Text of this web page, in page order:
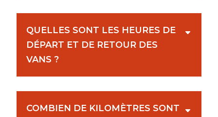
QUELLES SONT LES HEURES DE
DÉPART ET DE RETOUR DES
VANS ?
COMBIEN DE KILOMÈTRES SONT